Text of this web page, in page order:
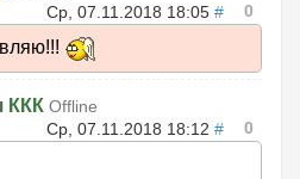
Ср, 07.11.2018 18:05 # 0
ККК Offline
Ср, 07.11.2018 18:12 # 0